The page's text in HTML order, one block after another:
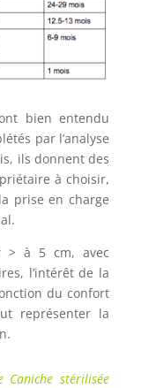
bien entendu
par l’analyse
ils donnent des
à choisir,
prise en charge
> à 5 cm, avec
l’intérêt de la
du confort
représenter la
stérilisée